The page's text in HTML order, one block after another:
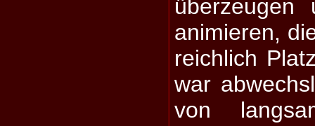
überzeugen
animieren,
reichlich
war
von